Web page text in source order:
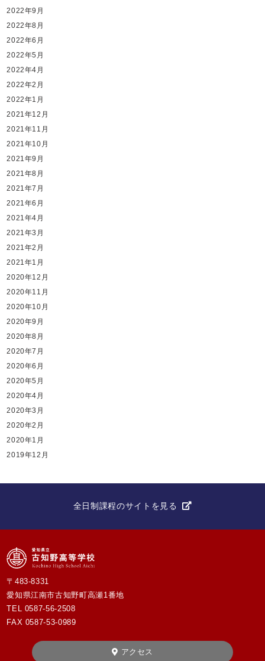
2022年9月
2022年8月
2022年6月
2022年5月
2022年4月
2022年2月
2022年1月
2021年12月
2021年11月
2021年10月
2021年9月
2021年8月
2021年7月
2021年6月
2021年4月
2021年3月
2021年2月
2021年1月
2020年12月
2020年11月
2020年10月
2020年9月
2020年8月
2020年7月
2020年6月
2020年5月
2020年4月
2020年3月
2020年2月
2020年1月
2019年12月
全日制課程のサイトを見る
〒483-8331
愛知県江南市古知野町高瀬1番地
TEL 0587-56-2508
FAX 0587-53-0989
アクセス